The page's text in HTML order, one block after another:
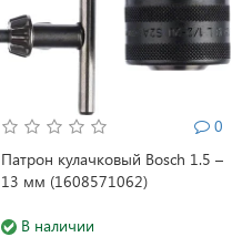
0
Патрон кулачковый Bosch 1.5 –
13 мм (1608571062)
В наличии